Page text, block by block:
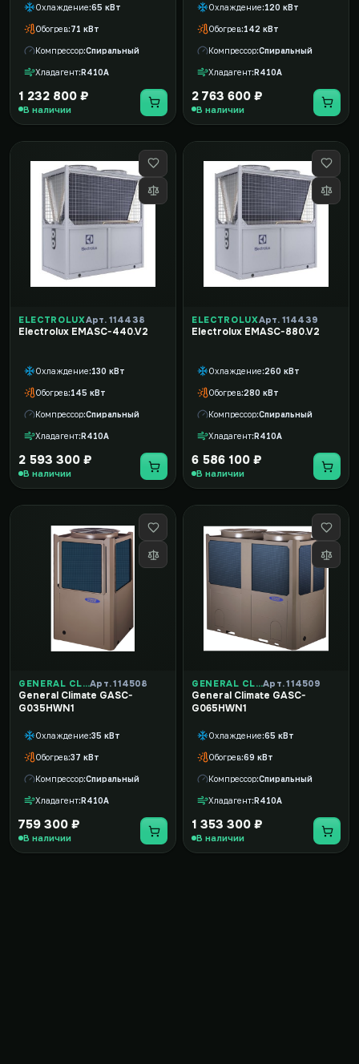
Охлаждение 65 кВт
Обогрев 71 кВт
Компрессор Спиральный
Хладагент R410A
1 232 800 ₽
В наличии
Охлаждение 120 кВт
Обогрев 142 кВт
Компрессор Спиральный
Хладагент R410A
2 763 600 ₽
В наличии
ELECTROLUXАрт. 114438
Electrolux EMASC-440.V2
Охлаждение 130 кВт
Обогрев 145 кВт
Компрессор Спиральный
Хладагент R410A
2 593 300 ₽
В наличии
ELECTROLUXАрт. 114439
Electrolux EMASC-880.V2
Охлаждение 260 кВт
Обогрев 280 кВт
Компрессор Спиральный
Хладагент R410A
6 586 100 ₽
В наличии
GENERAL CLIMATEАрт. 114508
General Climate GASC-
G035HWN1
Охлаждение 35 кВт
Обогрев 37 кВт
Компрессор Спиральный
Хладагент R410A
759 300 ₽
В наличии
GENERAL CLIMATEАрт. 114509
General Climate GASC-
G065HWN1
Охлаждение 65 кВт
Обогрев 69 кВт
Компрессор Спиральный
Хладагент R410A
1 353 300 ₽
В наличии